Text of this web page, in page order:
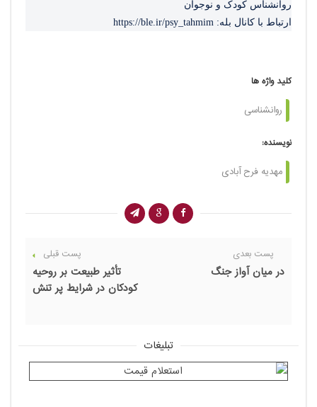
روانشناس کودک و نوجوان
ارتباط با کانال بله: https://ble.ir/psy_tahmim
کلید واژه ها
روانشناسی
نویسنده:
مهدیه فرح آبادی
پست قبلی
تأثیر طبیعت بر روحیه
کودکان در شرایط پر تنش
پست بعدی
در میان آواز جنگ
تبلیغات